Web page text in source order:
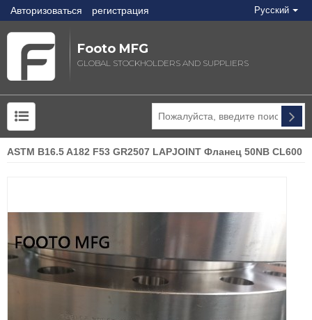
Авторизоваться регистрация Русский
Footo MFG
GLOBAL STOCKHOLDERS AND SUPPLIERS
ASTM B16.5 A182 F53 GR2507 LAPJOINT Фланец 50NB CL600